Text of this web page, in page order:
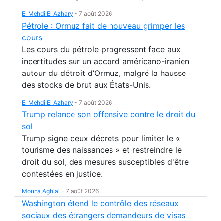
El Mehdi El Azhary - 7 août 2026
Pétrole : Ormuz fait de nouveau grimper les
cours
Les cours du pétrole progressent face aux
incertitudes sur un accord américano-iranien
autour du détroit d’Ormuz, malgré la hausse
des stocks de brut aux États-Unis.
El Mehdi El Azhary - 7 août 2026
Trump relance son offensive contre le droit du
sol
Trump signe deux décrets pour limiter le «
tourisme des naissances » et restreindre le
droit du sol, des mesures susceptibles d'être
contestées en justice.
Mouna Aghlal - 7 août 2026
Washington étend le contrôle des réseaux
sociaux des étrangers demandeurs de visas